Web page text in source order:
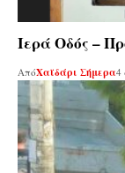
Ιερά Οδός –
ΑπόΧαϊδάρι Σήμερα4